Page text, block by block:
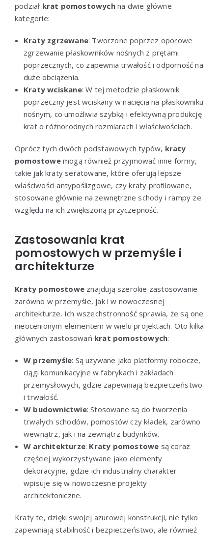
podział krat pomostowychna dwie główne
kategorie:
Kraty zgrzewane: Tworzone poprzez oporowe
zgrzewanie płaskowników nośnych z prętami
poprzecznych, co zapewnia trwałość i odporność na
duże obciążenia.
Kraty wciskane: W tej metodzie płaskownik
poprzeczny jest wciskany w nacięcia na płaskowniku
nośnym, co umożliwia szybką i efektywną produkcję
krat o różnorodnych rozmiarach i właściwościach.
Oprócz tych dwóch podstawowych typów, kraty
pomostowemogą również przyjmować inne formy,
takie jak kraty seratowane, które oferują lepsze
właściwości antypoślizgowe, czy kraty profilowane,
stosowane głównie na zewnętrzne schody i rampy ze
względu na ich zwiększoną przyczepność.
Zastosowania krat
pomostowych w przemyśle i
architekturze
Kraty pomostowe znajdują szerokie zastosowanie
zarówno w przemyśle, jak i w nowoczesnej
architekturze. Ich wszechstronność sprawia, że są one
nieocenionym elementem w wielu projektach. Oto kilka
głównych zastosowań krat pomostowych:
W przemyśle: Są używane jako platformy robocze,
ciągi komunikacyjne w fabrykach i zakładach
przemysłowych, gdzie zapewniają bezpieczeństwo
i trwałość.
W budownictwie: Stosowane są do tworzenia
trwałych schodów, pomostów czy kładek, zarówno
wewnątrz, jak i na zewnątrz budynków.
W architekturze: Kraty pomostowe są coraz
częściej wykorzystywane jako elementy
dekoracyjne, gdzie ich industrialny charakter
wpisuje się w nowoczesne projekty
architektoniczne.
Kraty te, dzięki swojej ażurowej konstrukcji, nie tylko
zapewniają stabilność i bezpieczeństwo, ale również